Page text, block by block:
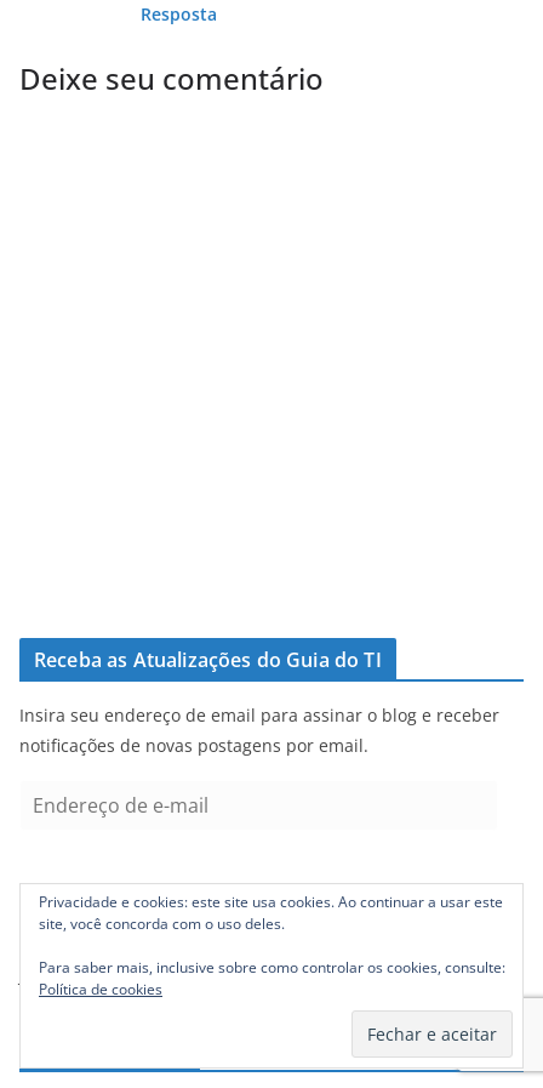
Resposta
Deixe seu comentário
Receba as Atualizações do Guia do TI
Insira seu endereço de email para assinar o blog e receber
notificações de novas postagens por email.
e
e
Inscreva-se
Junte-se a 4.005 outros assinantes
Privacidade e cookies: este site usa cookies. Ao continuar a usar este
site, você concorda com o uso deles.
Para saber mais, inclusive sobre como controlar os cookies, consulte:
Política de cookies